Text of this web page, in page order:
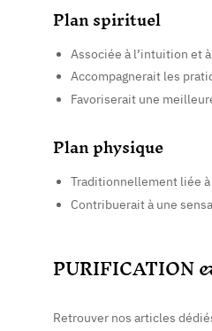
Plan spirituel
Associée à l’intuition et
Accompagnerait les
Favoriserait une
Plan physique
Traditionnellement liée
Contribuerait à une
PURIFICATION
Retrouver nos articles